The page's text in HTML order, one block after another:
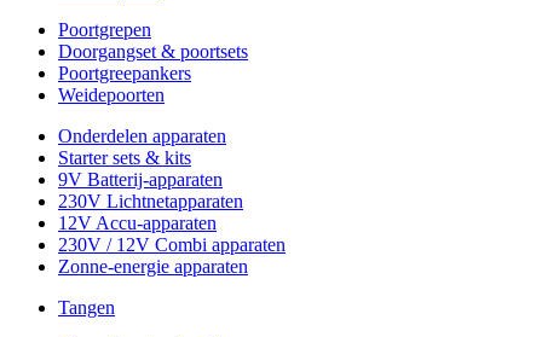
Poortgrepen
Doorgangset & poortsets
Poortgreepankers
Weidepoorten
Onderdelen apparaten
Starter sets & kits
9V Batterij-apparaten
230V Lichtnetapparaten
12V Accu-apparaten
230V / 12V Combi apparaten
Zonne-energie apparaten
Tangen